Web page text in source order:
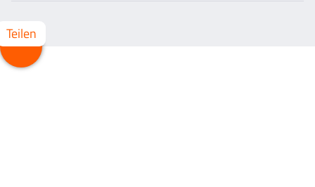
Teilen
Whatsapp
Facebook
X